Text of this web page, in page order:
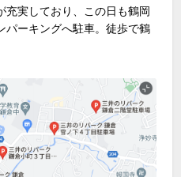
充実しており、この日も鶴岡
パーキングへ駐車。徒歩で鶴